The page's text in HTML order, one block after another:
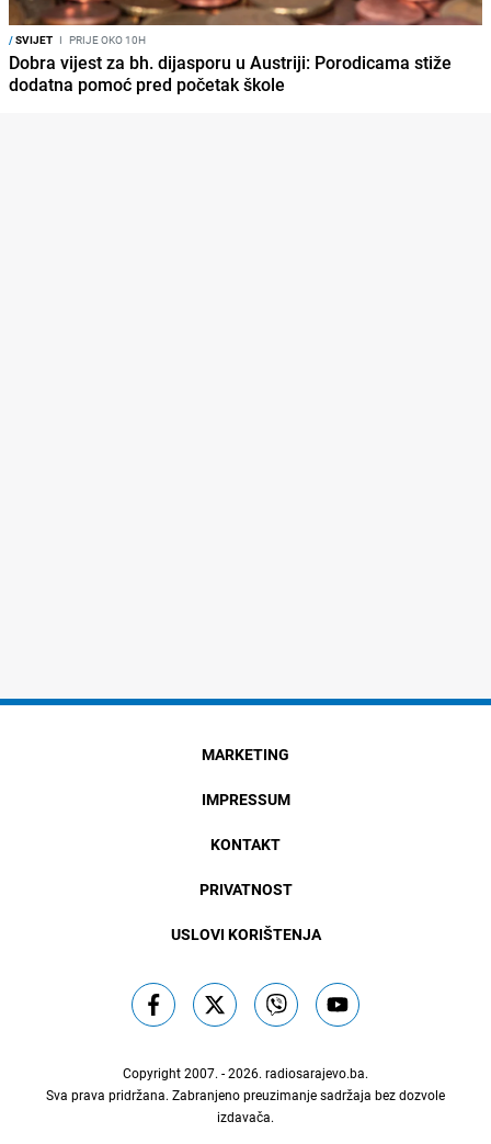
/SVIJET I PRIJE OKO 10H
Dobra vijest za bh. dijasporu u Austriji: Porodicama stiže
dodatna pomoć pred početak škole
MARKETING
IMPRESSUM
KONTAKT
PRIVATNOST
USLOVI KORIŠTENJA
Copyright 2007. - 2026. radiosarajevo.ba.
Sva prava pridržana. Zabranjeno preuzimanje sadržaja bez dozvole
izdavača.